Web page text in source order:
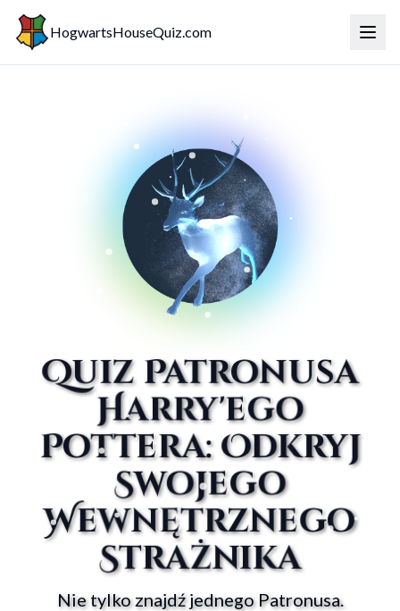
HogwartsHouseQuiz.com
Quiz Patronusa
Harry'ego
Pottera: Odkryj
Swojego
Wewnętrznego
Strażnika
Nie tylko znajdź jednego Patronusa.